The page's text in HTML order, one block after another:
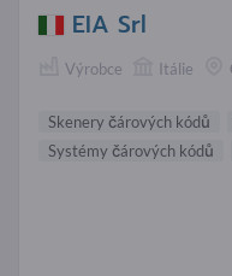
EIA Srl
Výrobce Itálie
Skenery čárových kódů
Systémy čárových kódů